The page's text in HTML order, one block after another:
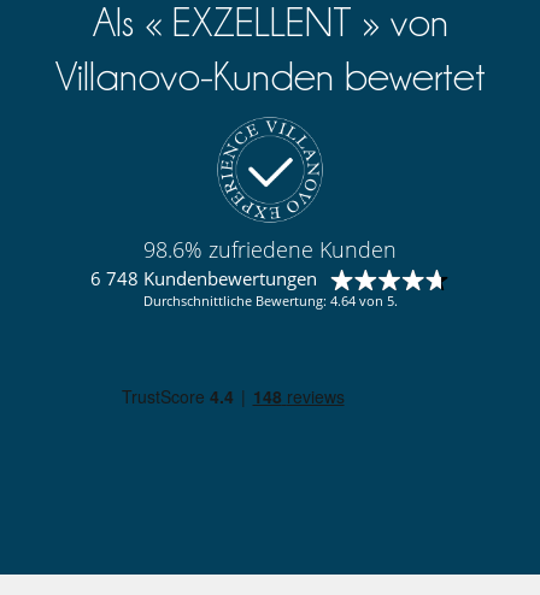
Massageraum
Skischuhwärmern
Als « EXZELLENT » von
Villanovo-Kunden bewertet
98.6% zufriedene Kunden
6 748 Kundenbewertungen
Durchschnittliche Bewertung: 4.64 von 5.